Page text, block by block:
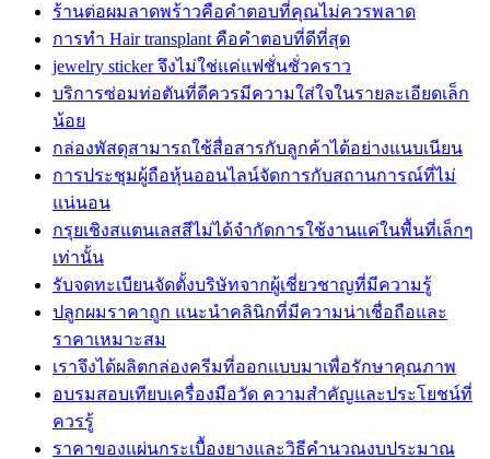
ร้านต่อผมลาดพร้าวคือคำตอบที่คุณไม่ควรพลาด
การทำ Hair transplant คือคำตอบที่ดีที่สุด
jewelry sticker จึงไม่ใช่แค่แฟชั่นชั่วคราว
บริการซ่อมท่อตันที่ดีควรมีความใส่ใจในรายละเอียดเล็ก
น้อย
กล่องพัสดุสามารถใช้สื่อสารกับลูกค้าได้อย่างแนบเนียน
การประชุมผู้ถือหุ้นออนไลน์จัดการกับสถานการณ์ที่ไม่
แน่นอน
กรุยเชิงสแตนเลสสีไม่ได้จำกัดการใช้งานแค่ในพื้นที่เล็กๆ
เท่านั้น
รับจดทะเบียนจัดตั้งบริษัทจากผู้เชี่ยวชาญที่มีความรู้
ปลูกผมราคาถูก แนะนำคลินิกที่มีความน่าเชื่อถือและ
ราคาเหมาะสม
เราจึงได้ผลิตกล่องครีมที่ออกแบบมาเพื่อรักษาคุณภาพ
อบรมสอบเทียบเครื่องมือวัด ความสำคัญและประโยชน์ที่
ควรรู้
ราคาของแผ่นกระเบื้องยางและวิธีคำนวณงบประมาณ